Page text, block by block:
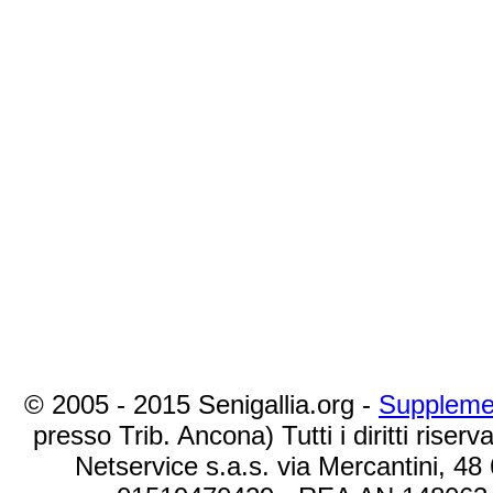
© 2005 - 2015 Senigallia.org -
presso Trib. Ancona) Tutti i diritti
Netservice s.a.s. via Mercantini,